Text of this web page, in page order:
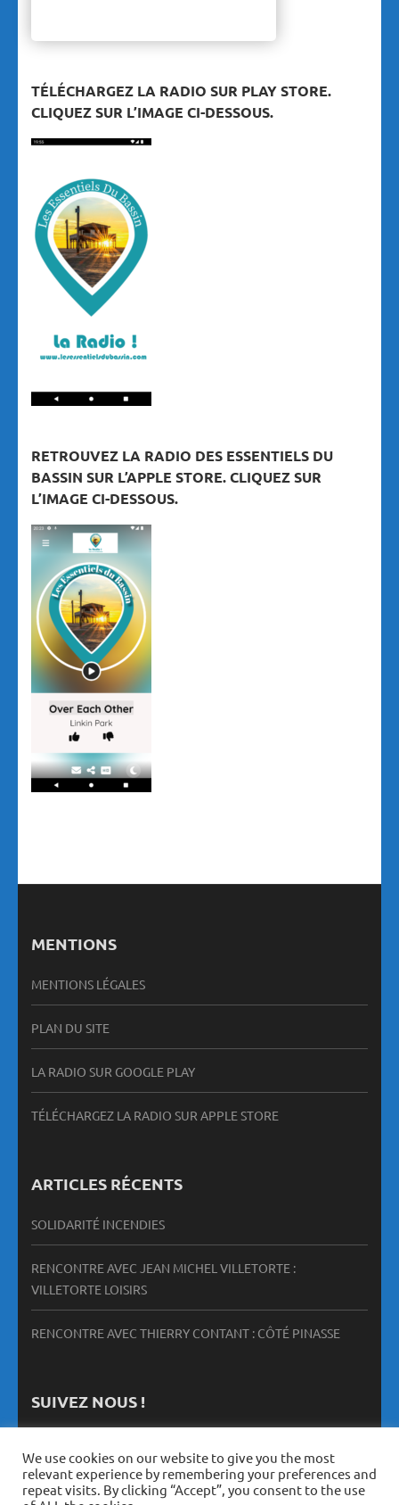
TÉLÉCHARGEZ LA RADIO SUR PLAY STORE.
CLIQUEZ SUR L’IMAGE CI-DESSOUS.
RETROUVEZ LA RADIO DES ESSENTIELS DU
BASSIN SUR L’APPLE STORE. CLIQUEZ SUR
L’IMAGE CI-DESSOUS.
MENTIONS
MENTIONS LÉGALES
PLAN DU SITE
LA RADIO SUR GOOGLE PLAY
TÉLÉCHARGEZ LA RADIO SUR APPLE STORE
ARTICLES RÉCENTS
SOLIDARITÉ INCENDIES
RENCONTRE AVEC JEAN MICHEL VILLETORTE :
VILLETORTE LOISIRS
RENCONTRE AVEC THIERRY CONTANT : CÔTÉ PINASSE
SUIVEZ NOUS !
We use cookies on our website to give you the most
relevant experience by remembering your preferences and
repeat visits. By clicking “Accept”, you consent to the use